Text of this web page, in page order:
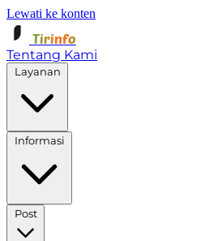
Lewati ke konten
Tirinfo
Tentang Kami
Post